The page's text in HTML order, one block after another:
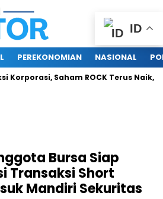
PEREKONOMIAN NASIONAL
Saham ROCK Terus Naik,
Bursa Siap
Transaksi Short
Mandiri Sekuritas
ID